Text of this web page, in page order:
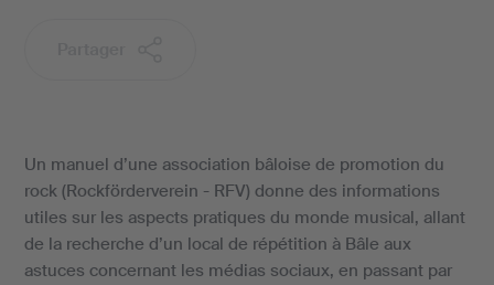
Un manuel d’une association bâloise de promotion du
rock (Rockförderverein - RFV) donne des informations
utiles sur les aspects pratiques du monde musical, allant
de la recherche d’un local de répétition à Bâle aux
astuces concernant les médias sociaux, en passant par